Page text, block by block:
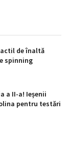
de înaltă
spinning
a II-a! Ieșenii
pentru testări